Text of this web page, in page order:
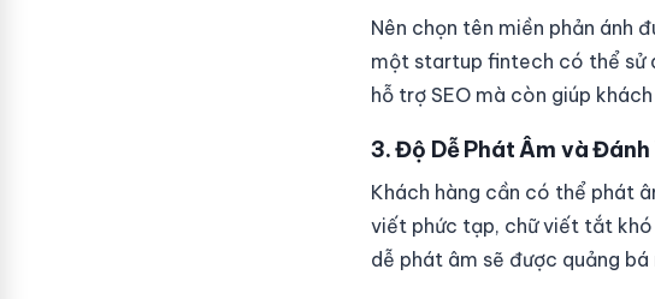
Nên chọn tên miền phản ánh
một startup fintech có thể sử
hỗ trợ SEO mà còn giúp
3. Độ Dễ Phát Âm và Đánh
Khách hàng cần có thể phát
viết phức tạp, chữ viết tắt
dễ phát âm sẽ được quảng bá